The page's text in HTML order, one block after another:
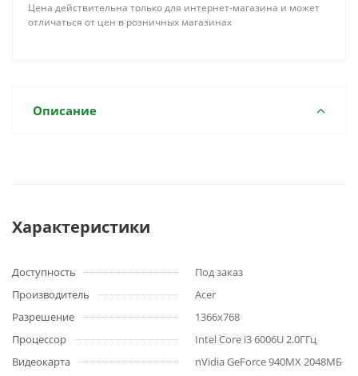
Цена действительна только для интернет-магазина и может
отличаться от цен в розничных магазинах
Описание
Характеристики
Доступность
Под заказ
Производитель
Acer
Разрешение
1366x768
Процессор
Intel Core i3 6006U 2.0ГГц
Видеокарта
nVidia GeForce 940MX 2048МБ